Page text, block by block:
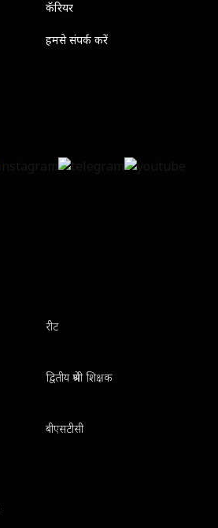
कॅरियर
हमसे संपर्क करें
रीट
द्वितीय श्रेणी शिक्षक
बीएसटीसी